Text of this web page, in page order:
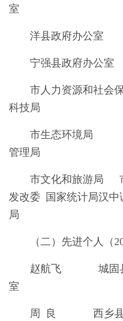
室
洋县政府办
宁强县政府办公室
市人力资源和社
科技局
市生态环境局
管理局
市文化和旅游
发改委 国家统计局
局
（二）先进个人（
赵航飞 城固县
周 良 西乡县